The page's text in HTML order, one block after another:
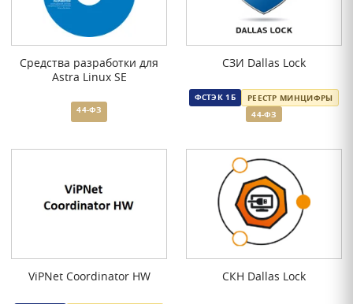
Средства разработки для
Astra Linux SE
44-ФЗ
СЗИ Dallas Lock
ФСТЭК 1Б
РЕЕСТР МИНЦИФРЫ
44-ФЗ
ViPNet Coordinator HW СКН Dallas Lock